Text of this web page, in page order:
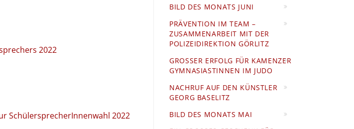
2022
SchülersprecherInnenwahl 2022
BILD DES MONATS JUNI
PRÄVENTION IM TEAM –
ZUSAMMENARBEIT MIT DER
POLIZEIDIREKTION GÖRLITZ
GROSSER ERFOLG FÜR KAMENZER G
YMNASIASTINNEN IM JUDO
NACHRUF AUF DEN KÜNSTLER
GEORG BASELITZ
BILD DES MONATS MAI